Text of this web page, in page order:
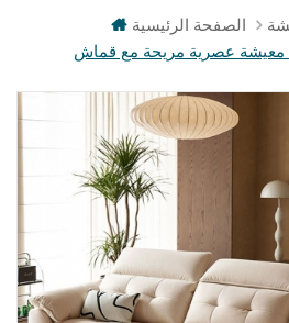
الصفحة الرئيسية